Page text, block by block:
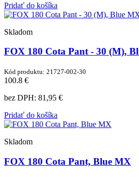
Pridať do košíka
Skladom
FOX 180 Cota Pant - 30 (M),
Kód produktu: 21727-002-30
100.8 €
bez DPH: 81,95 €
Pridať do košíka
Skladom
FOX 180 Cota Pant, Blue MX